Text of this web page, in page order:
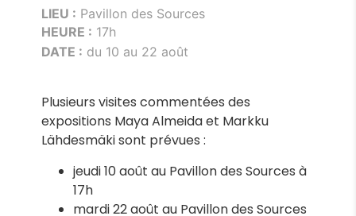
LIEU : Pavillon des Sources
HEURE : 17h
DATE : du 10 au 22 août
Plusieurs visites commentées des
expositions Maya Almeida et Markku
Lähdesmäki sont prévues :
jeudi 10 août au Pavillon des Sources à
17h
mardi 22 août au Pavillon des Sources